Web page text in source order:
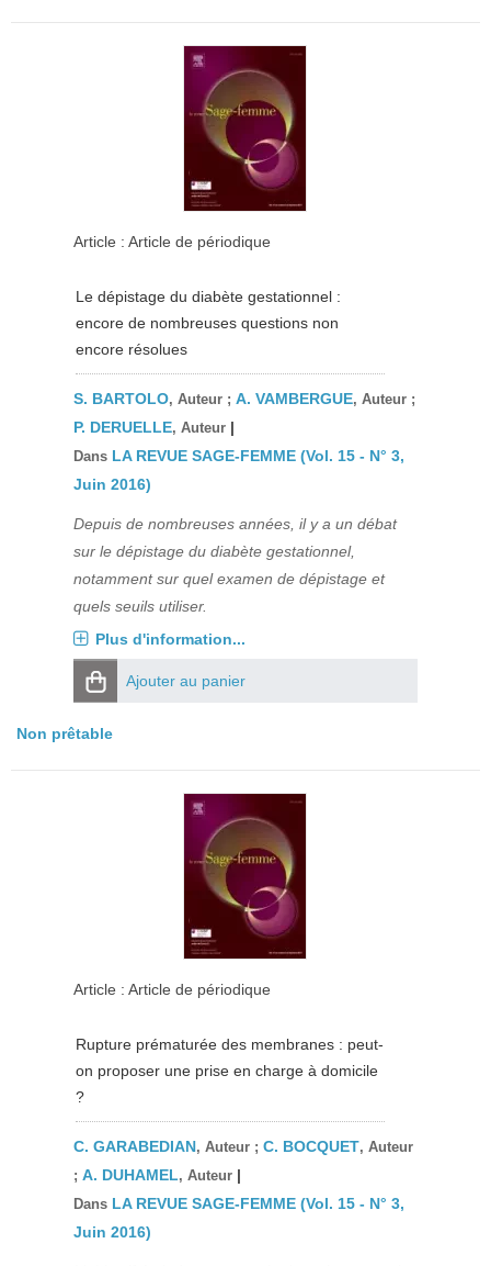
Article : Article de périodique
Le dépistage du diabète gestationnel :
encore de nombreuses questions non
encore résolues
S. BARTOLO, Auteur ;A. VAMBERGUE, Auteur ;
P. DERUELLE, Auteur |
Dans LA REVUE SAGE-FEMME (Vol. 15 - N° 3,
Juin 2016)
Depuis de nombreuses années, il y a un débat
sur le dépistage du diabète gestationnel,
notamment sur quel examen de dépistage et
quels seuils utiliser.
Plus d'information...
Ajouter au panier
Non prêtable
Article : Article de périodique
Rupture prématurée des membranes : peut-
on proposer une prise en charge à domicile
?
C. GARABEDIAN, Auteur ;C. BOCQUET, Auteur
;A. DUHAMEL, Auteur |
Dans LA REVUE SAGE-FEMME (Vol. 15 - N° 3,
Juin 2016)